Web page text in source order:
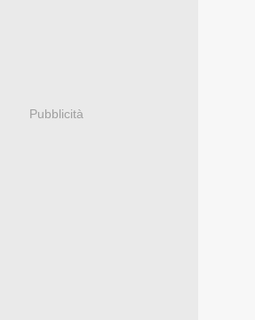
Pubblicità